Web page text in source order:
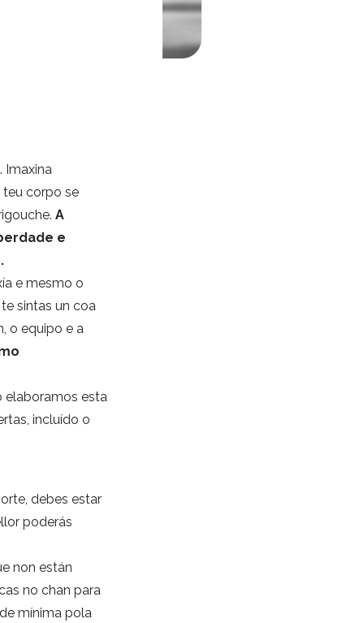
Imaxina
teu corpo se
A
e
e mesmo o
sintas un coa
o equipo e a
elaboramos esta
incluído o
debes estar
poderás
non están
no chan para
mínima pola